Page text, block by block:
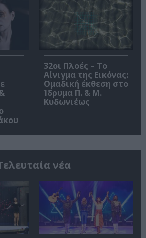
32οι Πλοές – Το
Αίνιγμα της Εικόνας:
Ομαδική έκθεση στο
Ίδρυμα Π. & Μ.
Κυδωνιέως
νέα